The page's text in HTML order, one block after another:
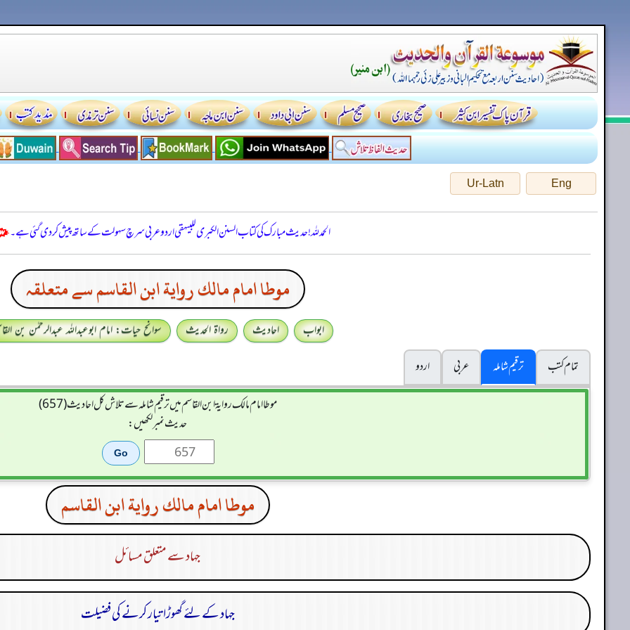
Eng
Ur-Latn
الحمدللہ! حدیث مبارک کی کتاب السنن الكبرى للبيهقي اردو عربی سرچ سہولت کے ساتھ پیش کر دی گئی ہے۔
موطا امام مالك رواية ابن القاسم سے متعلقہ
ابواب احادیث رواۃ الحدیث
سوانح حیات: امام ابوعبداللہ عبدالرحمٰن بن
تمام کتب
ترقیم شاملہ عربی
اردو
موطا امام مالك رواية ابن القاسم میں ترقیم شاملہ سے تلاش کل احادیث (657)
حدیث نمبر لکھیں:
موطا امام مالك رواية ابن القاسم
جہاد سے متعلق مسائل
جہاد کے لئے گھوڑا تیار کرنے کی فضیلت